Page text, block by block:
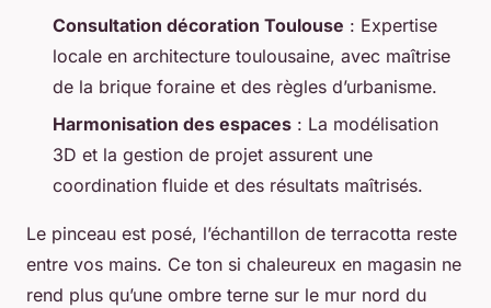
Consultation décoration Toulouse : Expertise
locale en architecture toulousaine, avec maîtrise
de la brique foraine et des règles d’urbanisme.
Harmonisation des espaces : La modélisation
3D et la gestion de projet assurent une
coordination fluide et des résultats maîtrisés.
Le pinceau est posé, l’échantillon de terracotta reste
entre vos mains. Ce ton si chaleureux en magasin ne
rend plus qu’une ombre terne sur le mur nord du